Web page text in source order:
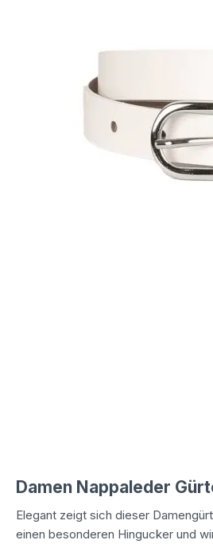
Damen Nappaleder
Elegant zeigt sich dieser
einen besonderen Hingucker und